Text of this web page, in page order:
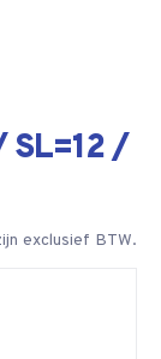
SL=12 /
exclusief BTW.